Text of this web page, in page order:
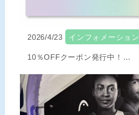
2026/4/23 インフォメーション
10％OFFクーポン発行中！…